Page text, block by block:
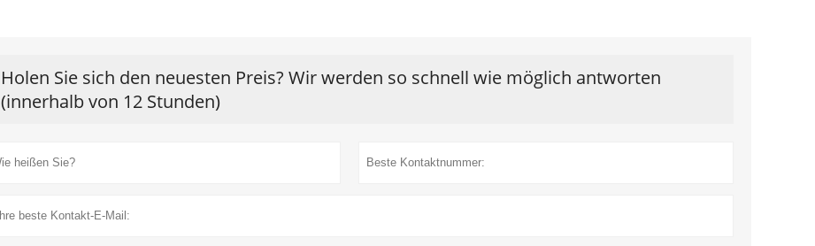
Holen Sie sich den neuesten Preis? Wir werden so schnell wie möglich antworten
(innerhalb von 12 Stunden)